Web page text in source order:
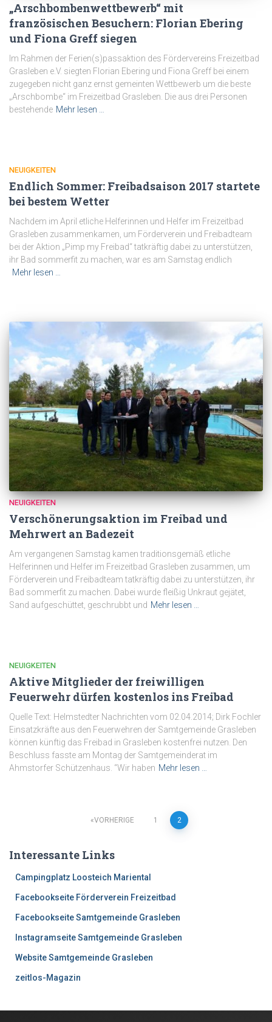
„Arschbombenwettbewerb“ mit
französischen Besuchern: Florian Ebering
und Fiona Greff siegen
Im Rahmen der Ferien(s)passaktion des Fördervereins Freizeitbad
Grasleben e.V. siegten Florian Ebering und Fiona Greff bei einem
zugegeben nicht ganz ernst gemeinten Wettbewerb um die beste
„Arschbombe“ im Freizeitbad Grasleben. Die aus drei Personen
bestehende Mehr lesen …
NEUIGKEITEN
Endlich Sommer: Freibadsaison 2017 startete
bei bestem Wetter
Nachdem im April etliche Helferinnen und Helfer im Freizeitbad
Grasleben zusammenkamen, um Förderverein und Freibadteam
bei der Aktion „Pimp my Freibad“ tatkräftig dabei zu unterstützen,
ihr Bad sommerfit zu machen, war es am Samstag endlich
Mehr lesen …
NEUIGKEITEN
Verschönerungsaktion im Freibad und
Mehrwert an Badezeit
Am vergangenen Samstag kamen traditionsgemäß etliche
Helferinnen und Helfer im Freizeitbad Grasleben zusammen, um
Förderverein und Freibadteam tatkräftig dabei zu unterstützen, ihr
Bad sommerfit zu machen. Dabei wurde fleißig Unkraut gejätet,
Sand aufgeschüttet, geschrubbt und Mehr lesen …
NEUIGKEITEN
Aktive Mitglieder der freiwilligen
Feuerwehr dürfen kostenlos ins Freibad
Quelle Text: Helmstedter Nachrichten vom 02.04.2014; Dirk Fochler
Einsatzkräfte aus den Feuerwehren der Samtgemeinde Grasleben
können künftig das Freibad in Grasleben kostenfrei nutzen. Den
Beschluss fasste am Montag der Samtgemeinderat im
Ahmstorfer Schützenhaus. “Wir haben Mehr lesen …
Navigation
VORHERIGE 1 2
Interessante Links
Campingplatz Loosteich Mariental
Facebookseite Förderverein Freizeitbad
Facebookseite Samtgemeinde Grasleben
Instagramseite Samtgemeinde Grasleben
Website Samtgemeinde Grasleben
zeitlos-Magazin